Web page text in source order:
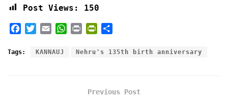
Post Views:
150
c
i
a
i
i
r
a
Tags: KANNAUJ Nehru's 135th birth anniversary
Previous Post